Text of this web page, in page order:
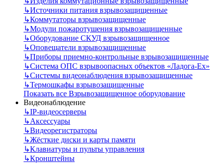
↳Источники питания взрывозащищенные
↳Коммутаторы взрывозащищенные
↳Модули пожаротушения взрывозащищенные
↳Оборудование СКУД взрывозащищенное
↳Оповещатели взрывозащищенные
↳Приборы приемно-контрольные взрывозащищенные
↳Система ОПС взрывоопасных объектов «Ладога-Ex»
↳Системы видеонаблюдения взрывозащищенные
↳Термошкафы взрывозащищенные
Показать все Взрывозащищенное оборудование
Видеонаблюдение
↳IP-видеосерверы
↳Аксессуары
↳Видеорегистраторы
↳Жёсткие диски и карты памяти
↳Клавиатуры и пульты управления
↳Кронштейны